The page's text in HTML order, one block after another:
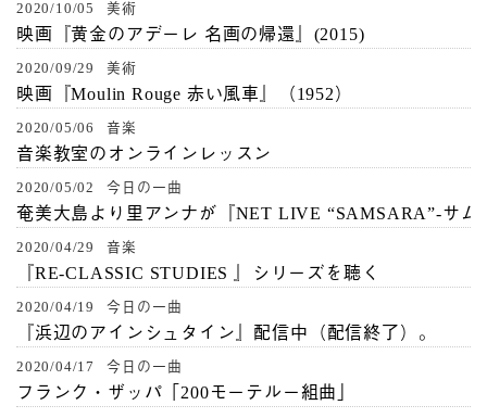
2020/10/05 美術
映画『黄金のアデーレ 名画の帰還』(2015)
2020/09/29 美術
映画『Moulin Rouge 赤い風車』（1952）
2020/05/06 音楽
音楽教室のオンラインレッスン
2020/05/02 今日の一曲
奄美大島より里アンナが『NET LIVE “SAMSARA”-サ
2020/04/29 音楽
『RE-CLASSIC STUDIES 』シリーズを聴く
2020/04/19 今日の一曲
『浜辺のアインシュタイン』配信中（配信終了）。
2020/04/17 今日の一曲
フランク・ザッパ「200モーテルー組曲」